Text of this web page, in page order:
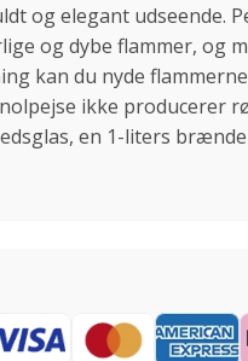
og elegant udseende.
og dybe flammer, og
kan du nyde
ikke producerer
en 1-liters